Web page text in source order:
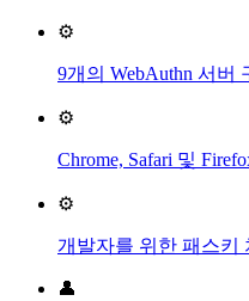
⚙️
9개의 WebAuthn 서버
⚙️
Chrome, Safari 및
⚙️
개발자를 위한 패스키
👤